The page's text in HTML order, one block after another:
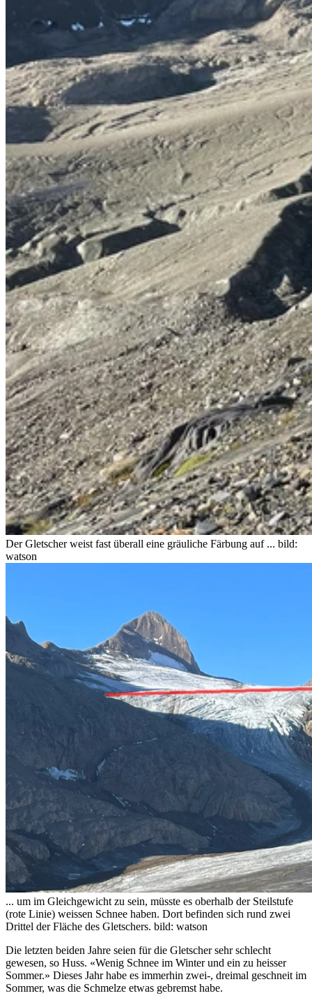
Der Gletscher weist fast überall eine gräuliche Färbung auf ... bild:
watson
... um im Gleichgewicht zu sein, müsste es oberhalb der Steilstufe
(rote Linie) weissen Schnee haben. Dort befinden sich rund zwei
Drittel der Fläche des Gletschers. bild: watson
Die letzten beiden Jahre seien für die Gletscher sehr schlecht
gewesen, so Huss. «Wenig Schnee im Winter und ein zu heisser
Sommer.» Dieses Jahr habe es immerhin zwei-, dreimal geschneit im
Sommer, was die Schmelze etwas gebremst habe.